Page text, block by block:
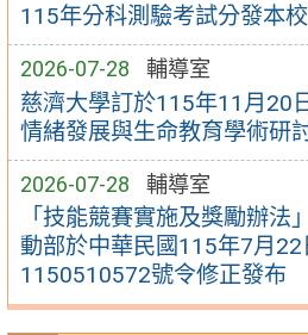
115年分科測驗考試分發本
2026-07-28 輔導室
慈濟大學訂於115年11月20
情緒發展與生命教育學術研討
2026-07-28 輔導室
「技能競賽實施及獎勵辦法
動部於中華民國115年7月
1150510572號令修正發布